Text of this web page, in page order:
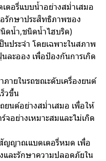
ตอรี่แบบน้ำอย่างสม่ำเสมอ
รักษาประสิทธิภาพของ
ดน้ำ,ชนิดน้ำไฮบริด)
ประจำ โดยเฉพาะในสภาพ
ะออง เพื่อป้องกันการเกิด
ายในรถขณะดับเครื่องยนต์
วขึ้น
ยนต์อย่างสม่ำเสมอ เพื่อให้
จอย่างเหมาะสมและไม่เกิด
ญญาณแบตเตอรี่หมด เพื่อ
ละรักษาความปลอดภัยใน